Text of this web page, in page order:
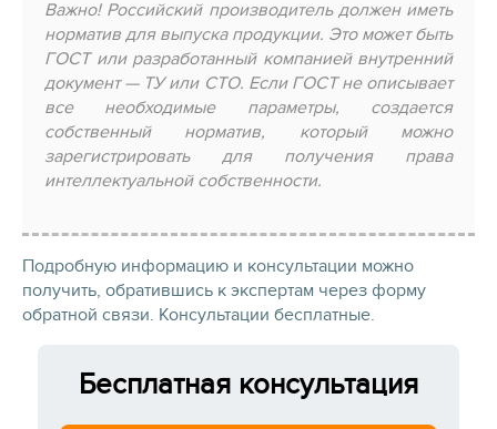
Важно! Российский производитель должен иметь
норматив для выпуска продукции. Это может быть
ГОСТ или разработанный компанией внутренний
документ — ТУ или СТО. Если ГОСТ не описывает
все необходимые параметры, создается
собственный норматив, который можно
зарегистрировать для получения права
интеллектуальной собственности.
Подробную информацию и консультации можно
получить, обратившись к экспертам через форму
обратной связи. Консультации бесплатные.
Бесплатная консультация